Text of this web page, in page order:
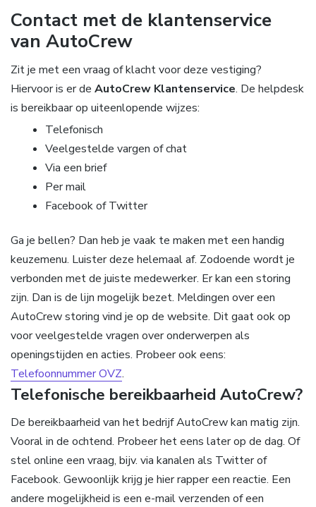
Contact met de klantenservice
van AutoCrew
Zit je met een vraag of klacht voor deze vestiging?
Hiervoor is er de AutoCrew Klantenservice. De helpdesk
is bereikbaar op uiteenlopende wijzes:
Telefonisch
Veelgestelde vargen of chat
Via een brief
Per mail
Facebook of Twitter
Ga je bellen? Dan heb je vaak te maken met een handig
keuzemenu. Luister deze helemaal af. Zodoende wordt je
verbonden met de juiste medewerker. Er kan een storing
zijn. Dan is de lijn mogelijk bezet. Meldingen over een
AutoCrew storing vind je op de website. Dit gaat ook op
voor veelgestelde vragen over onderwerpen als
openingstijden en acties. Probeer ook eens:
Telefoonnummer OVZ.
Telefonische bereikbaarheid AutoCrew?
De bereikbaarheid van het bedrijf AutoCrew kan matig zijn.
Vooral in de ochtend. Probeer het eens later op de dag. Of
stel online een vraag, bijv. via kanalen als Twitter of
Facebook. Gewoonlijk krijg je hier rapper een reactie. Een
andere mogelijkheid is een e-mail verzenden of een